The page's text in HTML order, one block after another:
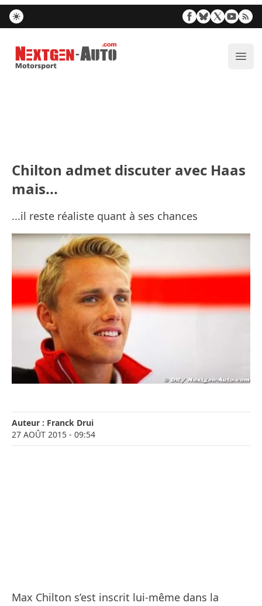
Nextgen-Auto.com
Chilton admet discuter avec Haas
mais...
...il reste réaliste quant à ses chances
Auteur : Franck Drui
27 AOÛT 2015 - 09:54
Max Chilton s’est inscrit lui-même dans la